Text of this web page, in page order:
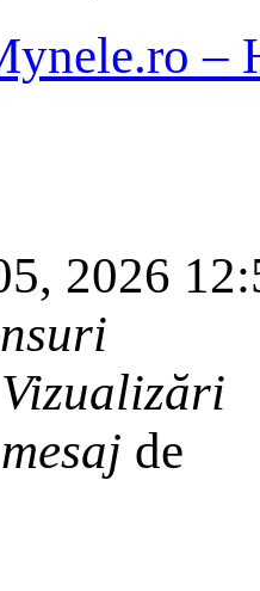
–
2026
Vizualizări
de